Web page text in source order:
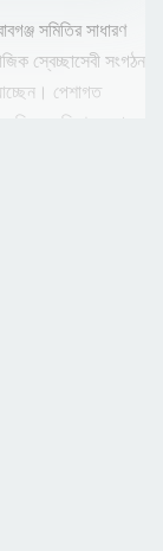
সমিতির সাধারণ
স্বেচ্ছাসেবী সংগঠন
পেশাগত
বিশেষ সম্মান
এবং তার উপর
বলেন, ধর্ম বিষয়ক
সঙ্গে আমার